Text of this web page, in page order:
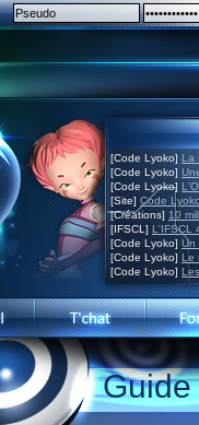
[Code Lyoko] La
[Code Lyoko]
[Code Lyoko]
[Site] Code
[Créations] 10
[IFSCL] L'IFSCL
[Code Lyoko] Un
[Code Lyoko] Le
[Code Lyoko]